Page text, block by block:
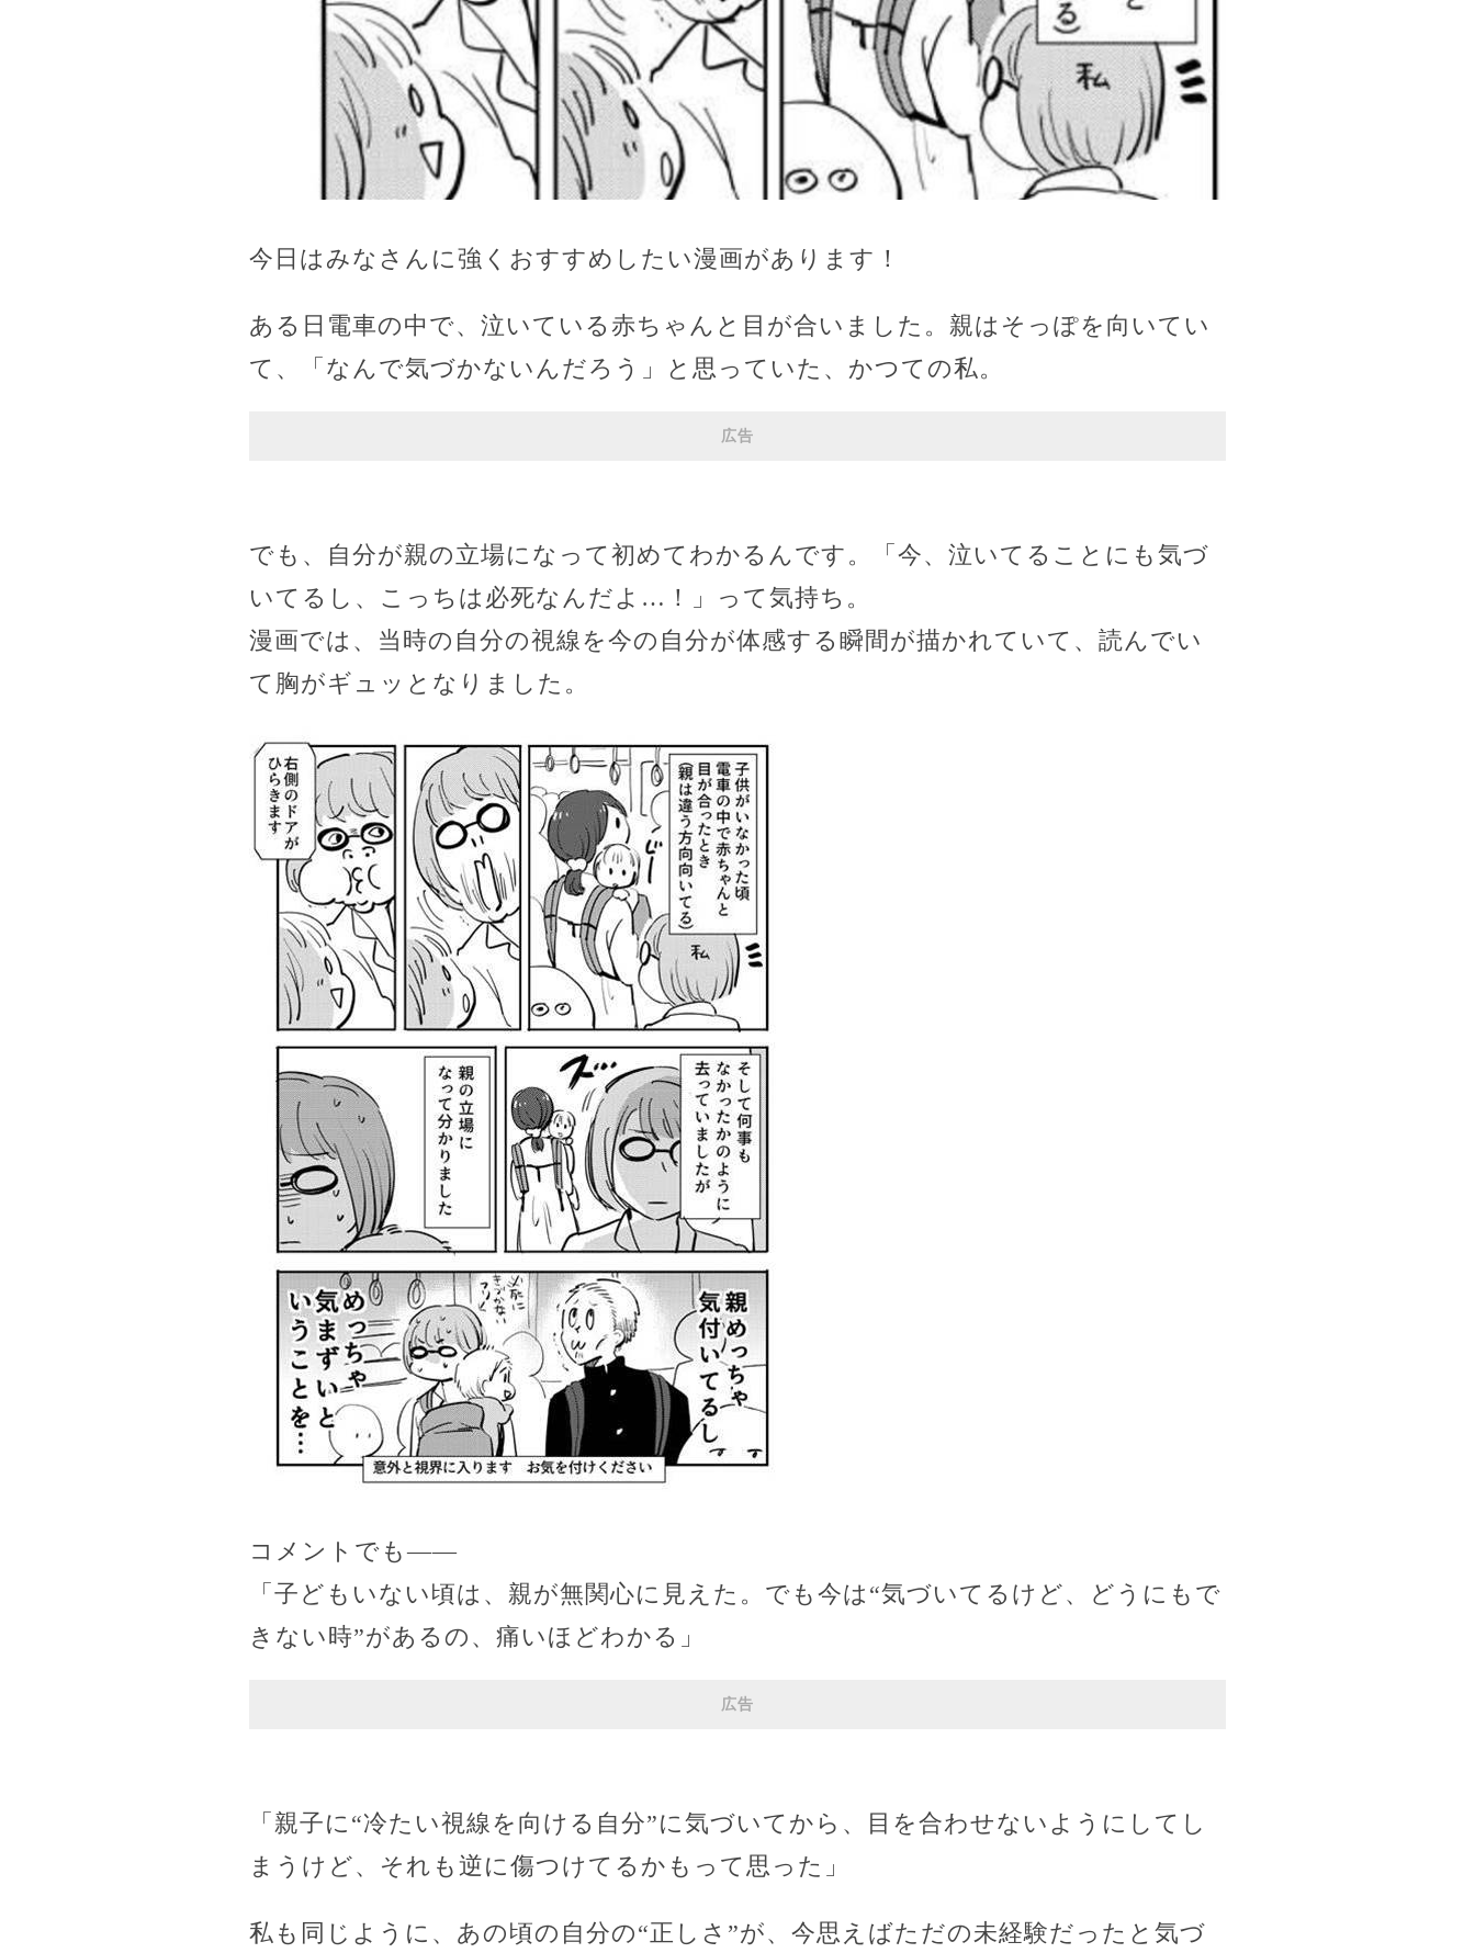
今日はみなさんに強くおすすめしたい漫画があります！
ある日電車の中で、泣いている赤ちゃんと目が合いました。親はそっぽを向いてい
て、「なんで気づかないんだろう」と思っていた、かつての私。
広告
でも、自分が親の立場になって初めてわかるんです。「今、泣いてることにも気づ
いてるし、こっちは必死なんだよ…！」って気持ち。
漫画では、当時の自分の視線を今の自分が体感する瞬間が描かれていて、読んでい
て胸がギュッとなりました。
コメントでも——
「子どもいない頃は、親が無関心に見えた。でも今は“気づいてるけど、どうにもで
きない時”があるの、痛いほどわかる」
広告
「親子に“冷たい視線を向ける自分”に気づいてから、目を合わせないようにしてし
まうけど、それも逆に傷つけてるかもって思った」
私も同じように、あの頃の自分の“正しさ”が、今思えばただの未経験だったと気づ